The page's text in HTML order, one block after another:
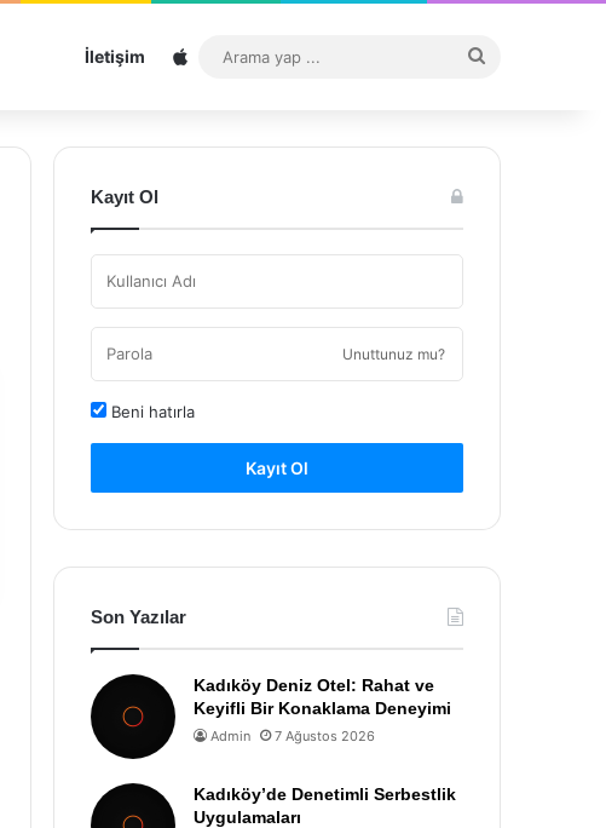
İletişim Sitemap
...
Kayıt Ol
Unuttunuz mu?
Beni hatırla
Kayıt Ol
Son Yazılar
Kadıköy Deniz Otel: Rahat ve
Keyifli Bir Konaklama Deneyimi
Admin 7 Ağustos 2026
Kadıköy’de Denetimli Serbestlik
Uygulamaları